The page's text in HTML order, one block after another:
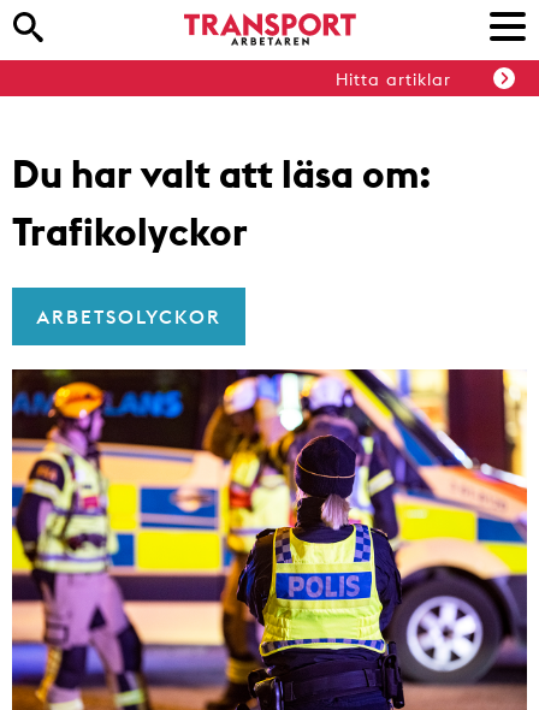
Hitta artiklar
Du har valt att läsa om:
Trafikolyckor
ARBETSOLYCKOR